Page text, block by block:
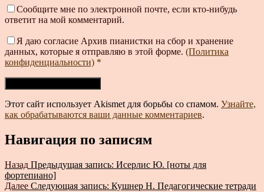
Сообщите мне по электронной почте, если кто-нибудь
ответит на мой комментарий.
Я даю согласие Архив пианистки на сбор и хранение
данных, которые я отправляю в этой форме. (Политика
конфиденциальности) *
Этот сайт использует Akismet для борьбы со спамом. Узнайте,
как обрабатываются ваши данные комментариев.
Навигация по записям
Назад Предыдущая запись: Исерлис Ю. [ноты для
фортепиано]
Далее Следующая запись: Кушнер Н. Педагогические тетради